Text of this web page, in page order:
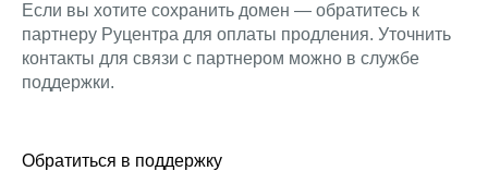
Если вы хотите сохранить домен — обратитесь к
партнеру Руцентра для оплаты продления. Уточнить
контакты для связи с партнером можно в службе
поддержки.
Обратиться в поддержку